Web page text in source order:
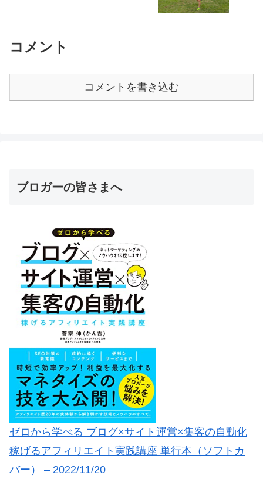
コメント
コメントを書き込む
ブロガーの皆さまへ
ゼロから学べる ブログ×サイト運営×集客の自動化
稼げるアフィリエイト実践講座 単行本（ソフトカ
バー） – 2022/11/20